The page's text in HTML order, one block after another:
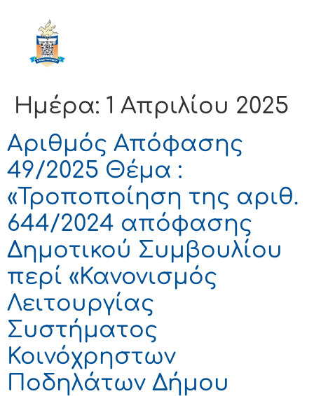
Ημέρα: 1 Απριλίου 2025
Αριθμός Απόφασης
49/2025 Θέμα :
«Τροποποίηση της αριθ.
644/2024 απόφασης
Δημοτικού Συμβουλίου
περί «Κανονισμός
Λειτουργίας
Συστήματος
Κοινόχρηστων
Ποδηλάτων Δήμου